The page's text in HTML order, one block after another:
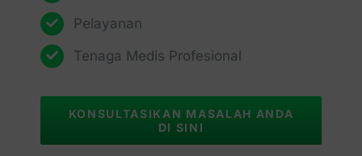
Pelayanan
Tenaga Medis Profesional
KONSULTASIKAN MASALAH ANDA
DI SINI